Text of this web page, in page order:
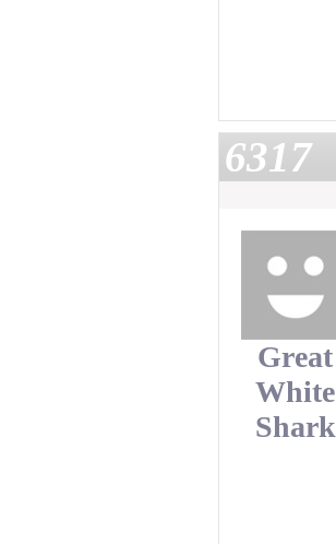
6317
Great
White
Shark